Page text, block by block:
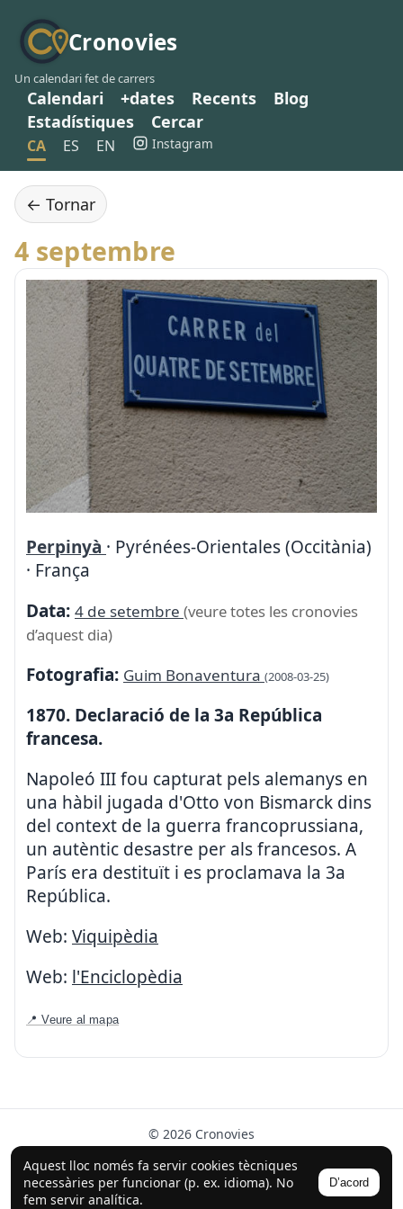
Cronovies
Un calendari fet de carrers
Calendari +dates Recents
Blog
Estadístiques
Cercar
CA ES EN Instagram
Aquest lloc només fa servir cookies tècniques
necessàries per funcionar (p. ex. idioma). No
fem servir analítica.
D’acord
← Tornar
4 septembre
Perpinyà · Pyrénées-Orientales (Occitània)
· França
Data: 4 de setembre (veure totes les cronovies
d’aquest dia)
Fotografia: Guim Bonaventura (2008-03-25)
1870. Declaració de la 3a República
francesa.
Napoleó III fou capturat pels alemanys en
una hàbil jugada d'Otto von Bismarck dins
del context de la guerra francoprussiana,
un autèntic desastre per als francesos. A
París era destituït i es proclamava la 3a
República.
Web: Viquipèdia
Web: l'Enciclopèdia
📍 Veure al mapa
© 2026 Cronovies
Història als carrers · Desenvolupat amb l’ajuda de la IA
(ChatGPT).
Segueix-nos a Instagram